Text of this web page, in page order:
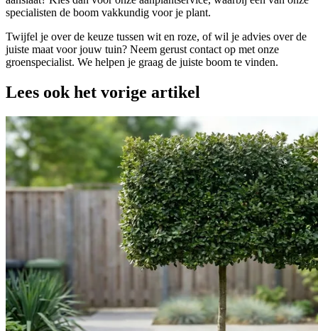
specialisten de boom vakkundig voor je plant.
Twijfel je over de keuze tussen wit en roze, of wil je advies over de
juiste maat voor jouw tuin? Neem gerust contact op met onze
groenspecialist. We helpen je graag de juiste boom te vinden.
Lees ook het vorige artikel